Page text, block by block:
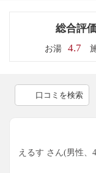
総合評
お湯 4.7
口コミを検索
えるす さん(男性、